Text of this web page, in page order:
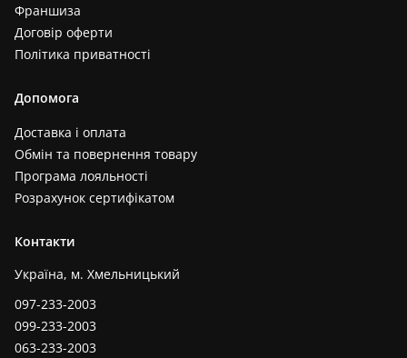
Франшиза
Договір оферти
Політика приватності
Допомога
Доставка і оплата
Обмін та повернення товару
Програма лояльності
Розрахунок сертифікатом
Контакти
Україна, м. Хмельницький
097-233-2003
099-233-2003
063-233-2003